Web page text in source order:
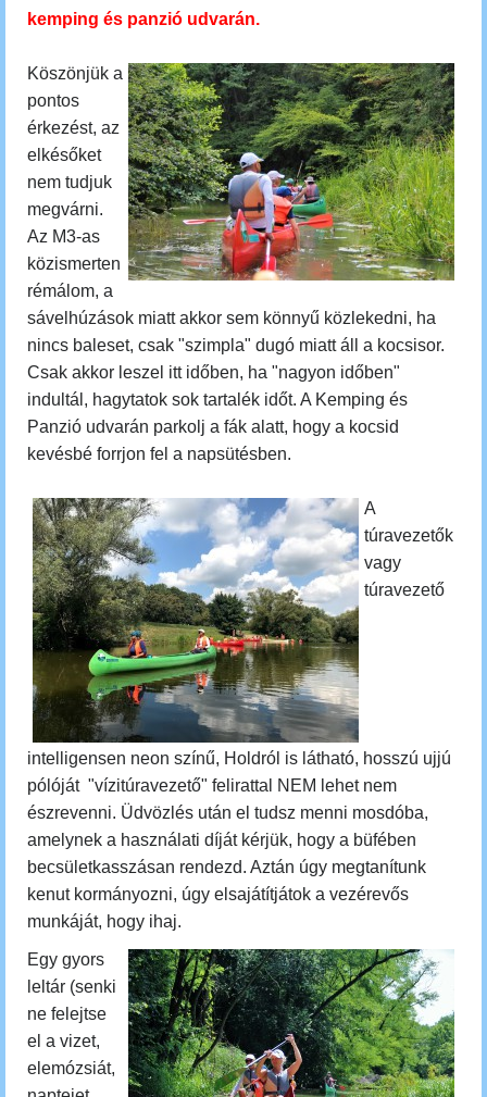
kemping és panzió udvarán.
Köszönjük a
pontos
érkezést, az
elkésőket
nem tudjuk
megvárni.
Az M3-as
közismerten
rémálom, a
sávelhúzások miatt akkor sem könnyű közlekedni, ha
nincs baleset, csak "szimpla" dugó miatt áll a kocsisor.
Csak akkor leszel itt időben, ha "nagyon időben"
indultál, hagytatok sok tartalék időt. A Kemping és
Panzió udvarán parkolj a fák alatt, hogy a kocsid
kevésbé forrjon fel a napsütésben.
A
túravezetők
vagy
túravezető
intelligensen neon színű, Holdról is látható, hosszú ujjú
pólóját "vízitúravezető" felirattal NEM lehet nem
észrevenni. Üdvözlés után el tudsz menni mosdóba,
amelynek a használati díját kérjük, hogy a büfében
becsületkasszásan rendezd. Aztán úgy megtanítunk
kenut kormányozni, úgy elsajátítjátok a vezérevős
munkáját, hogy ihaj.
Egy gyors
leltár (senki
ne felejtse
el a vizet,
elemózsiát,